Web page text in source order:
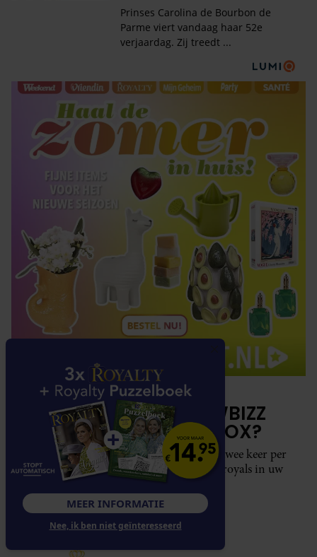
HET LAATSTE SHOWBIZZ
NIEUWS IN UW INBOX?
Met de Showbuzz-nieuwsbrief krijgt u twee keer per
week alle buzz over de showbizz en de royals in uw
MEER INFORMATIE
Nee, ik ben niet geïnteresseerd